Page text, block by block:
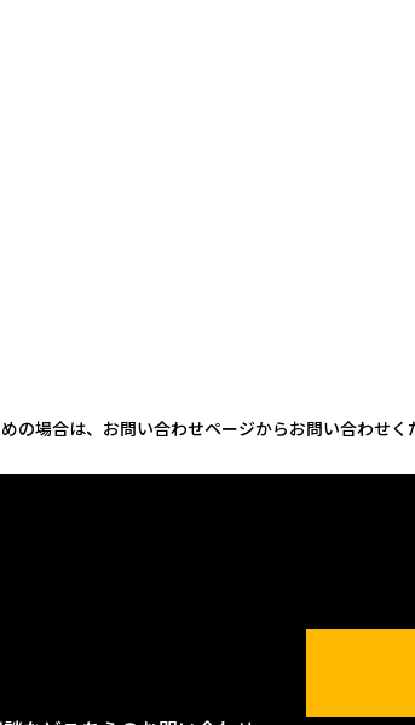
の場合は、お問い合わせページからお問い合わせく